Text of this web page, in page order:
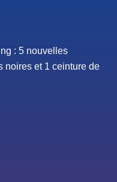
: 5 nouvelles
noires et 1 ceinture de